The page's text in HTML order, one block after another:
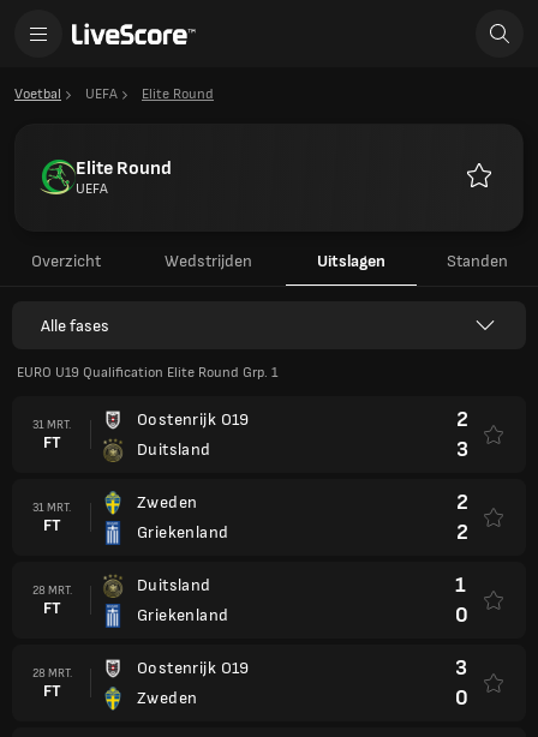
Voetbal UEFA Elite Round
Elite Round
UEFA
Overzicht Wedstrijden Uitslagen Standen
Alle fases
EURO U19 Qualification Elite Round Grp. 1
31 MRT.
FT
Oostenrijk O19
Duitsland
2
3
31 MRT.
FT
Zweden
Griekenland
2
2
28 MRT.
FT
Duitsland
Griekenland
1
0
28 MRT.
FT
Oostenrijk O19
Zweden
3
0